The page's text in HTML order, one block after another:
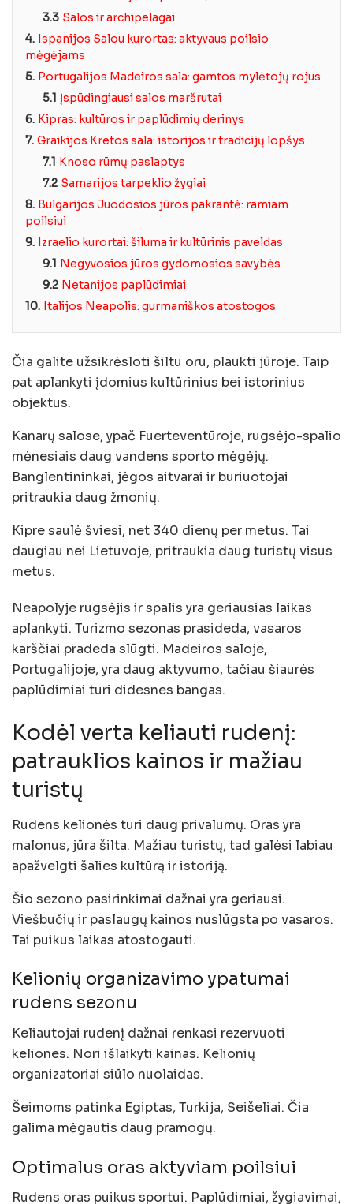
3.3 Salos ir archipelagai
4. Ispanijos Salou kurortas: aktyvaus poilsio
mėgėjams
5. Portugalijos Madeiros sala: gamtos mylėtojų rojus
5.1 Įspūdingiausi salos maršrutai
6. Kipras: kultūros ir paplūdimių derinys
7. Graikijos Kretos sala: istorijos ir tradicijų lopšys
7.1 Knoso rūmų paslaptys
7.2 Samarijos tarpeklio žygiai
8. Bulgarijos Juodosios jūros pakrantė: ramiam
poilsiui
9. Izraelio kurortai: šiluma ir kultūrinis paveldas
9.1 Negyvosios jūros gydomosios savybės
9.2 Netanijos paplūdimiai
10. Italijos Neapolis: gurmaniškos atostogos
Čia galite užsikrėsloti šiltu oru, plaukti jūroje. Taip
pat aplankyti įdomius kultūrinius bei istorinius
objektus.
Kanarų salose, ypač Fuerteventūroje, rugsėjo-spalio
mėnesiais daug vandens sporto mėgėjų.
Banglentininkai, jėgos aitvarai ir buriuotojai
pritraukia daug žmonių.
Kipre saulė šviesi, net 340 dienų per metus. Tai
daugiau nei Lietuvoje, pritraukia daug turistų visus
metus.
Neapolyje rugsėjis ir spalis yra geriausias laikas
aplankyti. Turizmo sezonas prasideda, vasaros
karščiai pradeda slūgti. Madeiros saloje,
Portugalijoje, yra daug aktyvumo, tačiau šiaurės
paplūdimiai turi didesnes bangas.
Kodėl verta keliauti rudenį:
patrauklios kainos ir mažiau
turistų
Rudens kelionės turi daug privalumų. Oras yra
malonus, jūra šilta. Mažiau turistų, tad galėsi labiau
apažvelgti šalies kultūrą ir istoriją.
Šio sezono pasirinkimai dažnai yra geriausi.
Viešbučių ir paslaugų kainos nuslūgsta po vasaros.
Tai puikus laikas atostogauti.
Kelionių organizavimo ypatumai
rudens sezonu
Keliautojai rudenį dažnai renkasi rezervuoti
keliones. Nori išlaikyti kainas. Kelionių
organizatoriai siūlo nuolaidas.
Šeimoms patinka Egiptas, Turkija, Seišeliai. Čia
galima mėgautis daug pramogų.
Optimalus oras aktyviam poilsiui
Rudens oras puikus sportui. Paplūdimiai, žygiavimai,